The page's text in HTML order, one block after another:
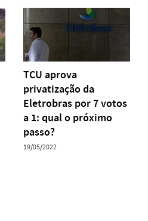
TCU aprova
privatização da
Eletrobras por 7 votos
a 1: qual o próximo
passo?
19/05/2022